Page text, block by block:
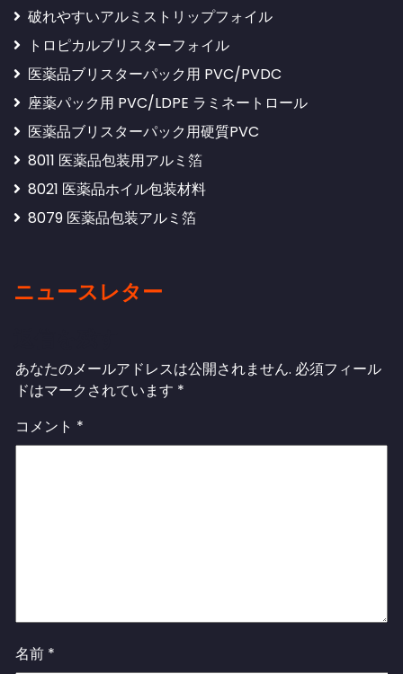
破れやすいアルミストリップフォイル
トロピカルブリスターフォイル
医薬品ブリスターパック用 PVC/PVDC
座薬パック用 PVC/LDPE ラミネートロール
医薬品ブリスターパック用硬質PVC
8011 医薬品包装用アルミ箔
8021 医薬品ホイル包装材料
8079 医薬品包装アルミ箔
ニュースレター
あなたのメールアドレスは公開されません. 必須フィール
ドはマークされています *
コメント *
名前 *